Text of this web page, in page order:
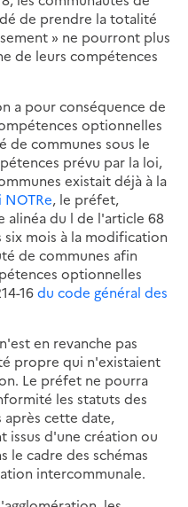
de prendre la totalité
» ne pourront plus
de leurs compétences
a pour conséquence de
optionnelles
de communes sous le
prévu par la loi,
existait déjà à la
, le préfet,
alinéa du l de l'article 68
mois à la modification
de communes afin
optionnelles
16du code général des
n'est en revanche pas
propre qui n'existaient
Le préfet ne pourra
les statuts des
après cette date,
issus d'une création ou
le cadre des schémas
intercommunale.